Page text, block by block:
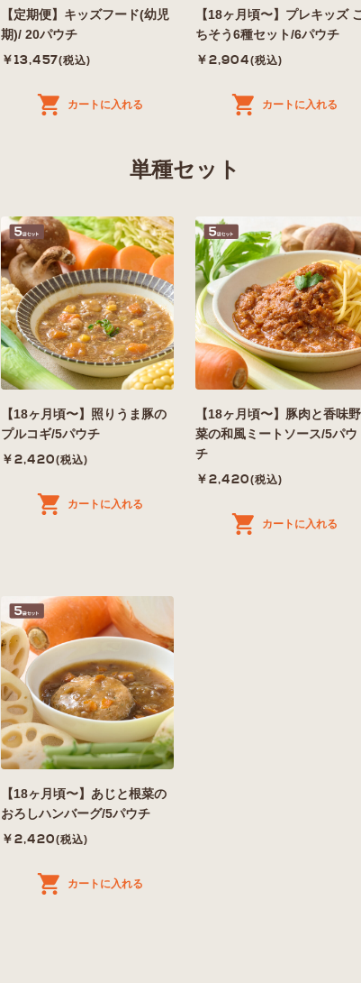
【定期便】キッズフード(幼児
期)/ 20パウチ
￥13,457(税込)
カートに入れる
【18ヶ月頃〜】プレキッズ
ちそう6種セット/6パウチ
￥2,904(税込)
カートに入れる
単種セット
【18ヶ月頃〜】照りうま豚の
プルコギ/5パウチ
￥2,420(税込)
カートに入れる
【18ヶ月頃〜】豚肉と香味野
菜の和風ミートソース/5パウ
チ
￥2,420(税込)
カートに入れる
【18ヶ月頃〜】あじと根菜の
おろしハンバーグ/5パウチ
￥2,420(税込)
カートに入れる